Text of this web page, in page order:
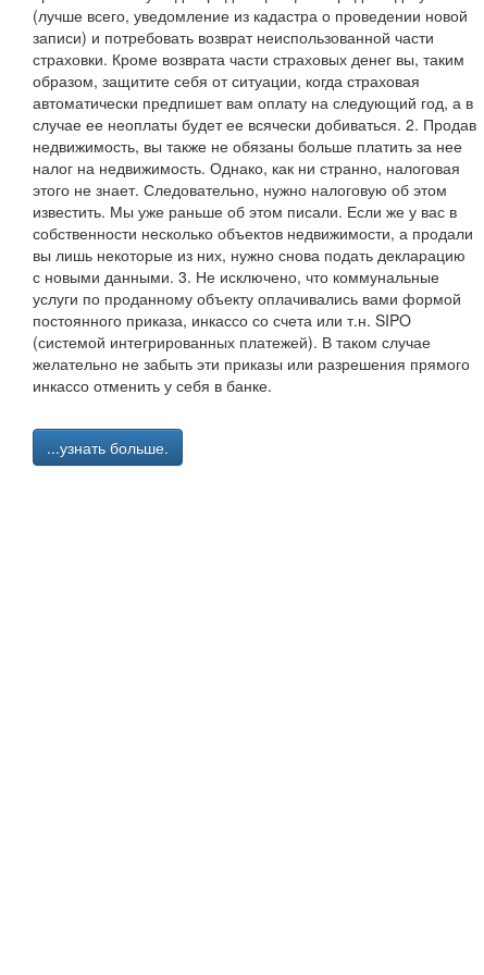
(лучше всего, уведомление из кадастра о проведении новой
записи) и потребовать возврат неиспользованной части
страховки. Кроме возврата части страховых денег вы, таким
образом, защитите себя от ситуации, когда страховая
автоматически предпишет вам оплату на следующий год, а в
случае ее неоплаты будет ее всячески добиваться. 2. Продав
недвижимость, вы также не обязаны больше платить за нее
налог на недвижимость. Однако, как ни странно, налоговая
этого не знает. Следовательно, нужно налоговую об этом
известить. Мы уже раньше об этом писали. Если же у вас в
собственности несколько объектов недвижимости, а продали
вы лишь некоторые из них, нужно снова подать декларацию
с новыми данными. 3. Не исключено, что коммунальные
услуги по проданному объекту оплачивались вами формой
постоянного приказа, инкассо со счета или т.н. SIPO
(системой интегрированных платежей). В таком случае
желательно не забыть эти приказы или разрешения прямого
инкассо отменить у себя в банке.
...узнать больше.